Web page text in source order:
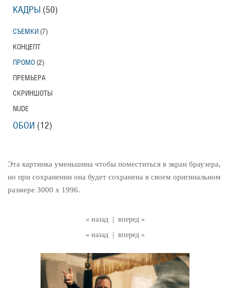
« назад
вперед »
« назад
вперед »
Эта картинка уменьшина чтобы поместиться в экран браузера,
но при сохранении она будет сохранена в своем оригинальном
размере 3000 x 1996.
КАДРЫ (50)
СЪЕМКИ (7)
КОНЦЕПТ
ПРОМО (2)
ПРЕМЬЕРА
СКРИНШОТЫ
NUDE
ОБОИ (12)